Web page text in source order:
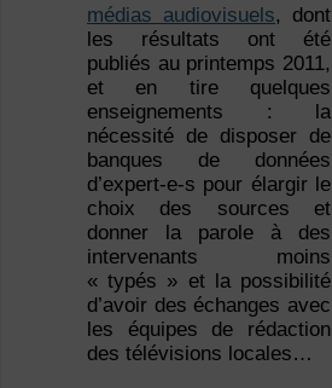
médias audiovisuels, dont
les résultats ont été
publiés au printemps 2011,
et en tire quelques
enseignements : la
nécessité de disposer de
banques de données
d’expert-e-s pour élargir le
choix des sources et
donner la parole à des
intervenants moins
« typés » et la possibilité
d’avoir des échanges avec
les équipes de rédaction
des télévisions locales…